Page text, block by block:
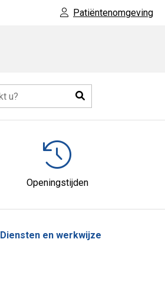
Patiëntenomgeving
Zoeken
Openingstijden
Diensten en werkwijze